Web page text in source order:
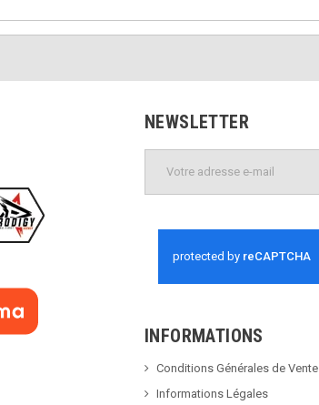
NEWSLETTER
INFORMATIONS
Conditions Générales de Vente
Informations Légales